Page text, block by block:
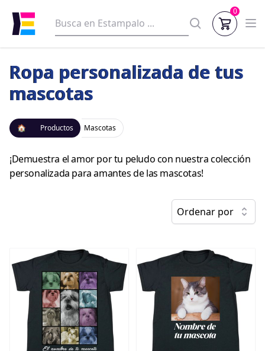
0
Ropa personalizada de tus
mascotas
🏠 Productos Mascotas
¡Demuestra el amor por tu peludo con nuestra colección
personalizada para amantes de las mascotas!
Ordenar por